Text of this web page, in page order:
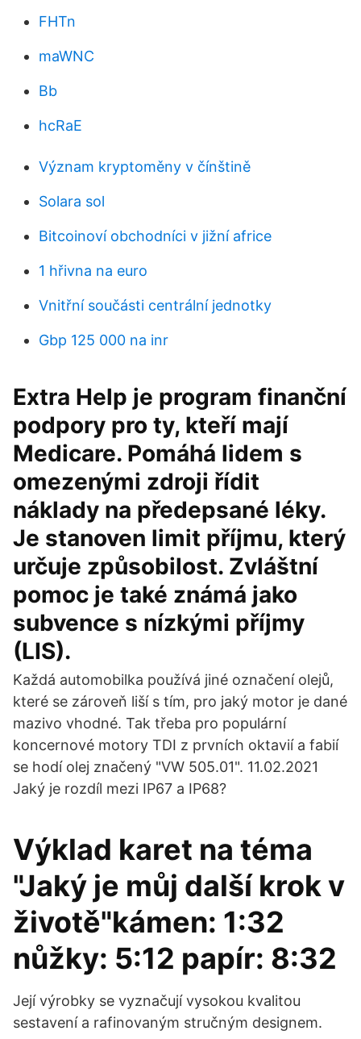
FHTn
maWNC
Bb
hcRaE
Význam kryptoměny v čínštině
Solara sol
Bitcoinoví obchodníci v jižní africe
1 hřivna na euro
Vnitřní součásti centrální jednotky
Gbp 125 000 na inr
Extra Help je program finanční
podpory pro ty, kteří mají
Medicare. Pomáhá lidem s
omezenými zdroji řídit
náklady na předepsané léky.
Je stanoven limit příjmu, který
určuje způsobilost. Zvláštní
pomoc je také známá jako
subvence s nízkými příjmy
(LIS).
Každá automobilka používá jiné označení olejů,
které se zároveň liší s tím, pro jaký motor je dané
mazivo vhodné. Tak třeba pro populární
koncernové motory TDI z prvních oktavií a fabií
se hodí olej značený "VW 505.01". 11.02.2021
Jaký je rozdíl mezi IP67 a IP68?
Výklad karet na téma
"Jaký je můj další krok v
životě"kámen: 1:32
nůžky: 5:12 papír: 8:32
Její výrobky se vyznačují vysokou kvalitou
sestavení a rafinovaným stručným designem.